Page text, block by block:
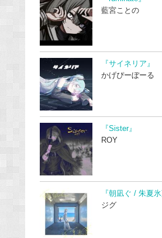
藍宮ことの
『サイネリア』
かげぴーぼーる
『Sister』
ROY
『朝凪ぐ / 朱夏氷
ジグ